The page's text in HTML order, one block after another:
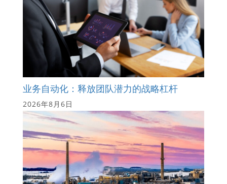
业务自动化：释放团队潜力的战略杠杆
2026年8月6日